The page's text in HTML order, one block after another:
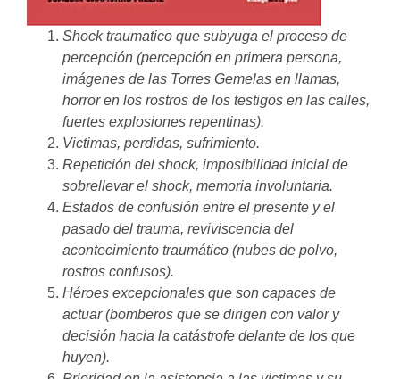
Shock traumatico que subyuga el proceso de
percepción (percepción en primera persona,
imágenes de las Torres Gemelas en llamas,
horror en los rostros de los testigos en las calles,
fuertes explosiones repentinas).
Victimas, perdidas, sufrimiento.
Repetición del shock, imposibilidad inicial de
sobrellevar el shock, memoria involuntaria.
Estados de confusión entre el presente y el
pasado del trauma, reviviscencia del
acontecimiento traumático (nubes de polvo,
rostros confusos).
Héroes excepcionales que son capaces de
actuar (bomberos que se dirigen con valor y
decisión hacia la catástrofe delante de los que
huyen).